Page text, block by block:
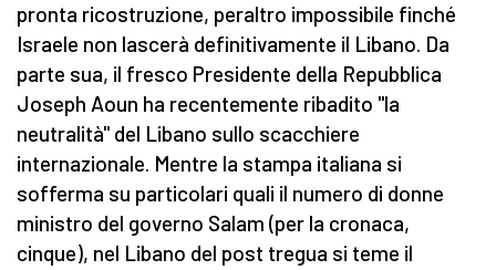
pronta ricostruzione, peraltro impossibile finché
Israele non lascerà definitivamente il Libano. Da
parte sua, il fresco Presidente della Repubblica
Joseph Aoun ha recentemente ribadito "la
neutralità" del Libano sullo scacchiere
internazionale. Mentre la stampa italiana si
sofferma su particolari quali il numero di donne
ministro del governo Salam (per la cronaca,
cinque), nel Libano del post tregua si teme il